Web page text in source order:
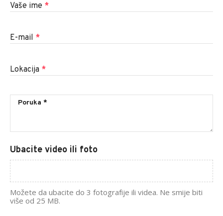
Vaše ime *
E-mail *
Lokacija *
Ubacite video ili foto
Možete da ubacite do 3 fotografije ili videa. Ne smije biti
više od 25 MB.